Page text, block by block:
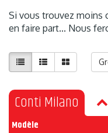
Si vous trouvez moins
en faire part... Nous
Conti Milano
Modèle